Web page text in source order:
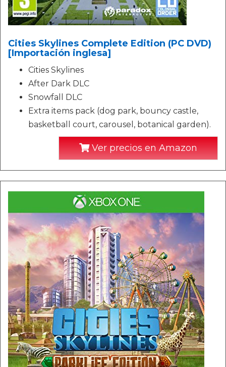
Cities Skylines Complete Edition (PC DVD)
[Importación inglesa]
Cities Skylines
After Dark DLC
Snowfall DLC
Extra items pack (dog park, bouncy castle,
basketball court, carousel, botanical garden).
Ver precios en Amazon